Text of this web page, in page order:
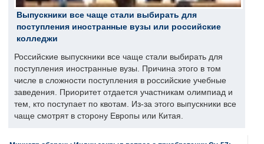
Выпускники все чаще стали выбирать для
поступления иностранные вузы или российские
колледжи
Российские выпускники все чаще стали выбирать для
поступления иностранные вузы. Причина этого в том
числе в сложности поступления в российские учебные
заведения. Приоритет отдается участникам олимпиад и
тем, кто поступает по квотам. Из-за этого выпускники все
чаще смотрят в сторону Европы или Китая.